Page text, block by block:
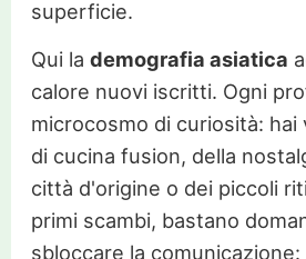
superficie.
Qui la demografia asiatica
calore nuovi iscritti. Ogni
microcosmo di curiosità: hai
di cucina fusion, della
città d'origine o dei piccoli
primi scambi, bastano
sbloccare la comunicazione: